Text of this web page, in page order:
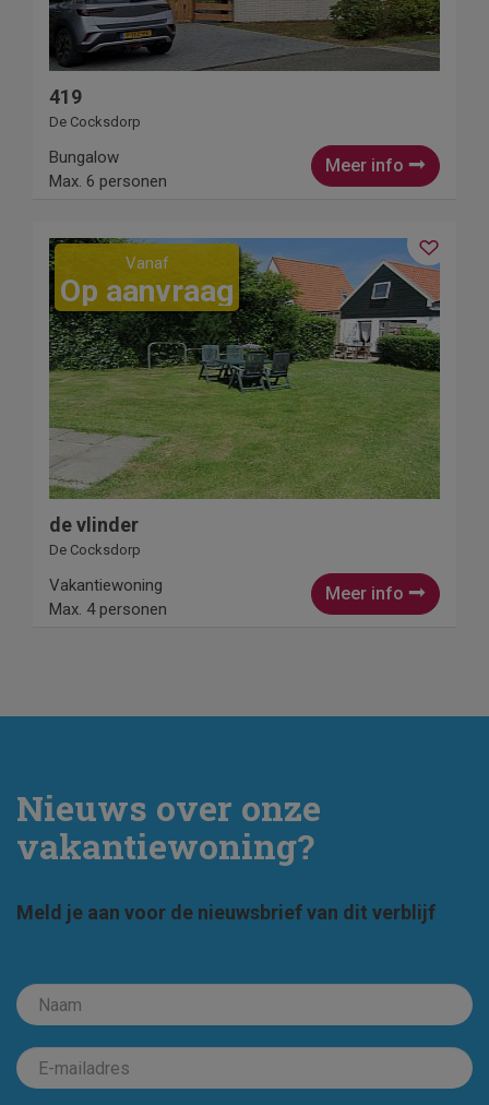
419
De Cocksdorp
Meer info
Bungalow
Max. 6 personen
Vanaf
Op aanvraag
de vlinder
De Cocksdorp
Meer info
Vakantiewoning
Max. 4 personen
Nieuws over onze
vakantiewoning?
Meld je aan voor de nieuwsbrief van dit verblijf